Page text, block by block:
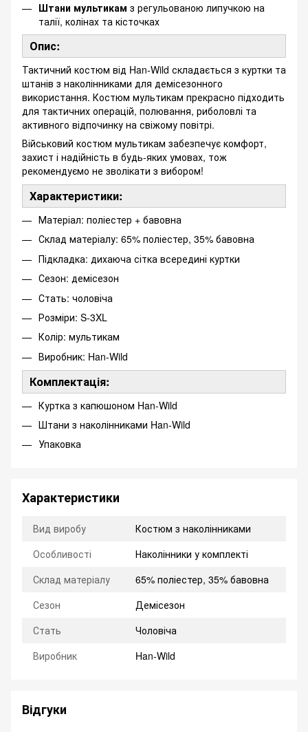
Штани мультикам з регульованою липучкою на
талії, колінах та кісточках
Опис:
Тактичний костюм від Han-Wild складається з куртки та
штанів з наколінниками для демісезонного
використання. Костюм мультикам прекрасно підходить
для тактичних операцій, полювання, риболовлі та
активного відпочинку на свіжому повітрі.
Військовий костюм мультикам забезпечує комфорт,
захист і надійність в будь-яких умовах, тож
рекомендуємо не зволікати з вибором!
Характеристики:
Матеріал: поліестер + бавовна
Склад матеріалу: 65% поліестер, 35% бавовна
Підкладка: дихаюча сітка всередині куртки
Сезон: демісезон
Стать: чоловіча
Розміри: S-3XL
Колір: мультикам
Виробник: Han-Wild
Комплектація:
Куртка з капюшоном Han-Wild
Штани з наколінниками Han-Wild
Упаковка
Характеристики
Вид виробу
Костюм з наколінниками
Особливості
Наколінники у комплекті
Склад матеріалу
65% поліестер, 35% бавовна
Сезон
Демісезон
Стать
Чоловіча
Виробник
Han-Wild
Відгуки